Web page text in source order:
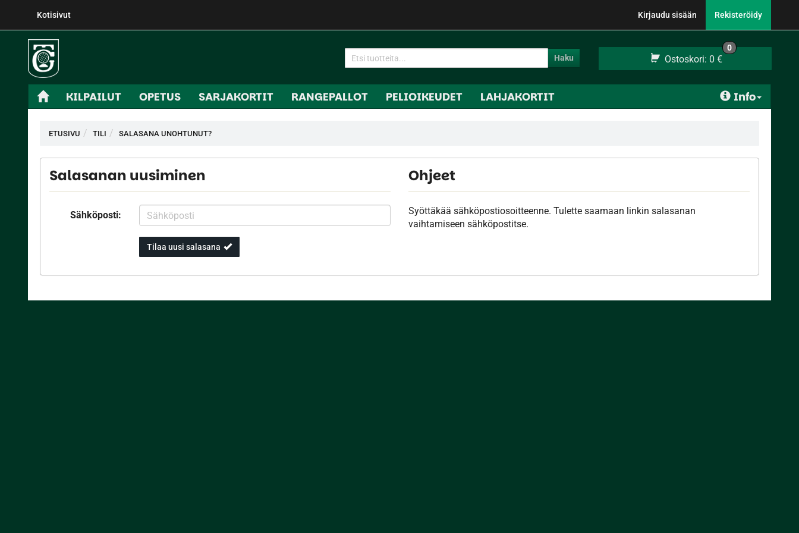
Kotisivut Kirjaudu sisään Rekisteröidy
Haku Ostoskori: 0 €
0
KILPAILUT OPETUS SARJAKORTIT RANGEPALLOT PELIOIKEUDET LAHJAKORTIT Info
ETUSIVU TILI SALASANA UNOHTUNUT?
Salasanan uusiminen
Sähköposti:
Tilaa uusi salasana
Ohjeet
Syöttäkää sähköpostiosoitteenne. Tulette saamaan linkin salasanan
vaihtamiseen sähköpostitse.